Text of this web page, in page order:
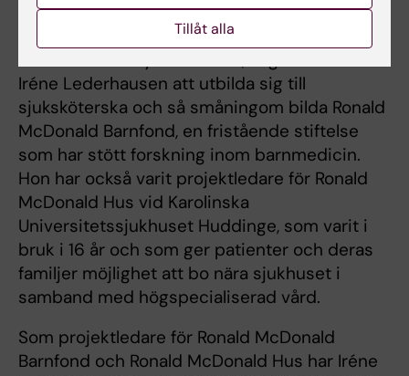
Iréne Lederhausens engagemang för svårt
sjuka härrör sig till att hennes dotter
Iréne Lederhausen att utbilda sig till
sjuksköterska och så småningom bilda Ronald
McDonald Barnfond, en fristående stiftelse
som har stött forskning inom barnmedicin.
Hon har också varit projektledare för Ronald
McDonald Hus vid Karolinska
Universitetssjukhuset Huddinge, som varit i
bruk i 16 år och som ger patienter och deras
familjer möjlighet att bo nära sjukhuset i
samband med högspecialiserad vård.
Som projektledare för Ronald McDonald
Barnfond och Ronald McDonald Hus har Iréne
Tillåt alla